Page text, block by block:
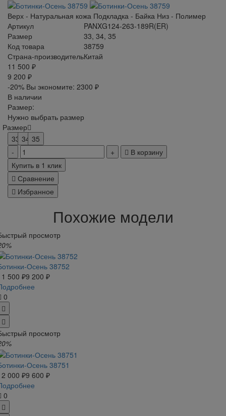
Верх - Натуральная кожа Подкладка - Байка Низ - Полимер
Артикул
PANXG124-263-189R(ER)
Размер
33, 34, 35
Код товара
38759
Страна-производительКитай
11 500 ₽
9 200 ₽
-20% Вы экономите: 2300 ₽
В наличии
Размер:
Нужно выбрать размер
Размер
33 34 35
В корзину
Купить в 1 клик
Сравнение
Избранное
Похожие модели
просмотр
Осень 38752
500 ₽9 200 ₽
0
просмотр
Осень 38751
000 ₽9 600 ₽
0